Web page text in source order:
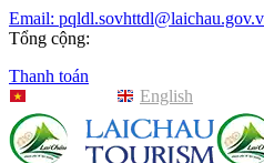
Email:
Tổng cộng:
Thanh toán
English